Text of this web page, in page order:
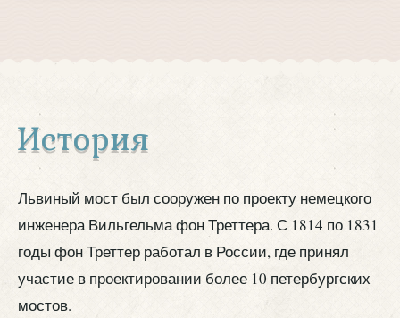
История
Львиный мост был сооружен по проекту немецкого
инженера Вильгельма фон Треттера. С 1814 по 1831
годы фон Треттер работал в России, где принял
участие в проектировании более 10 петербургских
мостов.